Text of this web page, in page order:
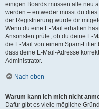
einigen Boards müssen alle neu
werden – entweder musst du
der Registrierung wurde dir
Wenn du eine E-Mail erhalten
Ansonsten prüfe, ob du deine E-
die E-Mail von einem Spam-
dass deine E-Mail-Adresse
Administrator.
Nach oben
Warum kann ich mich nicht
Dafür gibt es viele mögliche